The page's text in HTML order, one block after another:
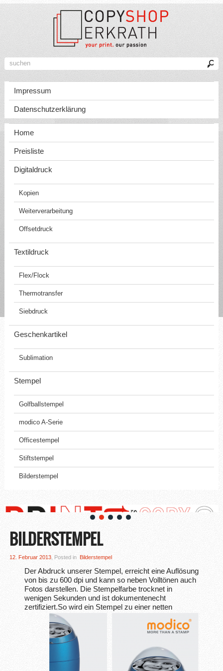
Impressum
Datenschutzerklärung
Home
Preisliste
Digitaldruck
Kopien
Weiterverarbeitung
Offsetdruck
Textildruck
Flex/Flock
Thermotransfer
Siebdruck
Geschenkartikel
Sublimation
Stempel
Golfballstempel
modico A-Serie
Officestempel
Stiftstempel
Bilderstempel
BILDERSTEMPEL
12. Februar 2013, Posted in Bilderstempel
Der Abdruck unserer Stempel, erreicht eine Auflösung
von bis zu 600 dpi und kann so neben Volltönen auch
Fotos darstellen. Die Stempelfarbe trocknet in
wenigen Sekunden und ist dokumentenecht
zertifiziert.So wird ein Stempel zu einer netten